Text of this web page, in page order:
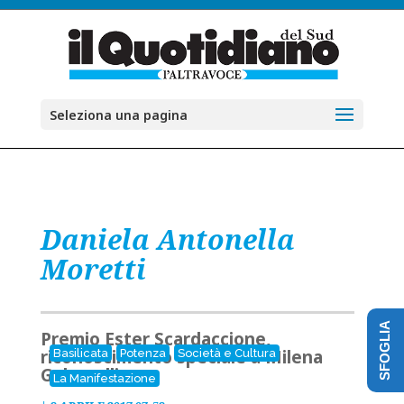
Seleziona una pagina
Daniela Antonella
Moretti
Basilicata Potenza
Società e Cultura
La Manifestazione
Premio Ester Scardaccione,
riconoscimento speciale a Milena
Gabanelli SFOGLIA